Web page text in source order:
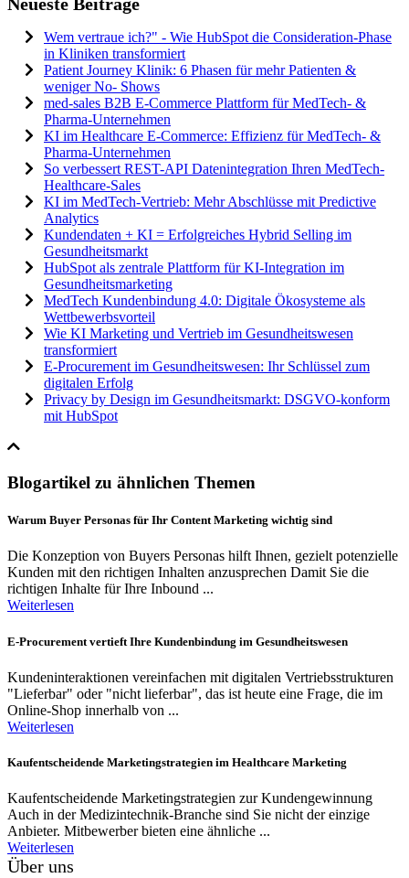
Wem vertraue ich?" - Wie HubSpot die Consideration-Phase
in Kliniken transformiert
Patient Journey Klinik: 6 Phasen für mehr Patienten &
weniger No- Shows
med-sales B2B E-Commerce Plattform für MedTech- &
Pharma-Unternehmen
KI im Healthcare E-Commerce: Effizienz für MedTech- &
Pharma-Unternehmen
So verbessert REST-API Datenintegration Ihren MedTech-
Healthcare-Sales
KI im MedTech-Vertrieb: Mehr Abschlüsse mit Predictive
Analytics
Kundendaten + KI = Erfolgreiches Hybrid Selling im
Gesundheitsmarkt
HubSpot als zentrale Plattform für KI-Integration im
Gesundheitsmarketing
MedTech Kundenbindung 4.0: Digitale Ökosysteme als
Wettbewerbsvorteil
Wie KI Marketing und Vertrieb im Gesundheitswesen
transformiert
E-Procurement im Gesundheitswesen: Ihr Schlüssel zum
digitalen Erfolg
Privacy by Design im Gesundheitsmarkt: DSGVO-konform
mit HubSpot
Blogartikel zu ähnlichen Themen
Warum Buyer Personas für Ihr Content Marketing wichtig sind
Die Konzeption von Buyers Personas hilft Ihnen, gezielt potenzielle
Kunden mit den richtigen Inhalten anzusprechen Damit Sie die
richtigen Inhalte für Ihre Inbound ...
Weiterlesen
E-Procurement vertieft Ihre Kundenbindung im Gesundheitswesen
Kundeninteraktionen vereinfachen mit digitalen Vertriebsstrukturen
"Lieferbar" oder "nicht lieferbar", das ist heute eine Frage, die im
Online-Shop innerhalb von ...
Weiterlesen
Kaufentscheidende Marketingstrategien im Healthcare Marketing
Kaufentscheidende Marketingstrategien zur Kundengewinnung
Auch in der Medizintechnik-Branche sind Sie nicht der einzige
Anbieter. Mitbewerber bieten eine ähnliche ...
Weiterlesen
Über uns